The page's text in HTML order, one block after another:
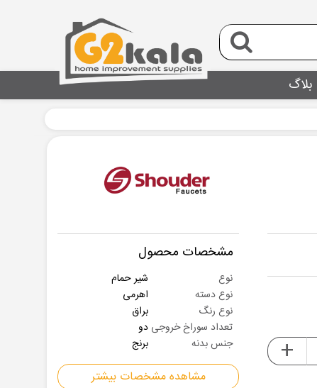
مشخصات محصول
نوع
شیر حمام
نوع دسته
اهرمی
نوع رنگ
براق
تعداد سوراخ خروجی دو
جنس بدنه
برنج
مشاهده مشخصات بیشتر
+